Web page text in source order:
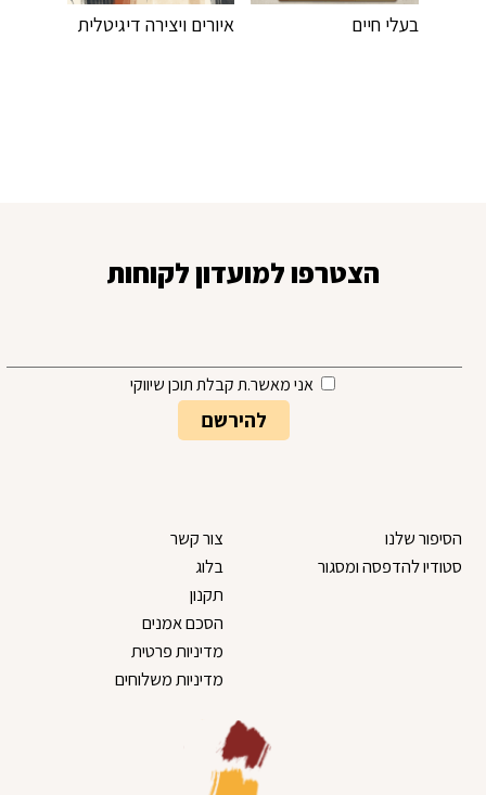
איורים ויצירה דיגיטלית בעלי חיים
הצטרפו למועדון לקוחות
אני מאשר.ת קבלת תוכן שיווקי
הסיפור שלנו
סטודיו להדפסה ומסגור
צור קשר
בלוג
תקנון
הסכם אמנים
מדיניות פרטית
מדיניות משלוחים